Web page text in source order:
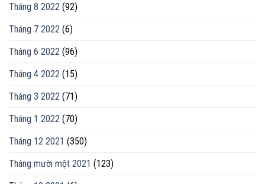
Tháng 8 2022 (92)
Tháng 7 2022 (6)
Tháng 6 2022 (96)
Tháng 4 2022 (15)
Tháng 3 2022 (71)
Tháng 1 2022 (70)
Tháng 12 2021 (350)
Tháng mười một 2021 (123)